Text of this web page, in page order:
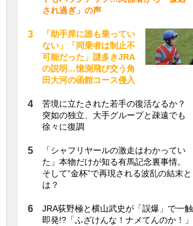
され過ぎ」の声
「助手席に誰も乗ってい
ない」「同乗者は制止不
可能だった」謎多きJRA
の説明…憶測飛び交う角
田大河の函館コース侵入
苦境に立たされた若手の復活なるか？
突如の独立、大手グループと疎遠でも
徐々に復調
「シャフリヤールの激走はわかってい
た」本物だけが知る有馬記念裏事情。
そして“金杯”で再現される波乱の結末と
は？
JRA荻野極と横山武史が「誤爆」で一触
即発!?「ふざけんな！ナメてんのか！」